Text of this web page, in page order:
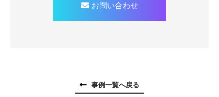
お問い合わせ
事例一覧へ戻る